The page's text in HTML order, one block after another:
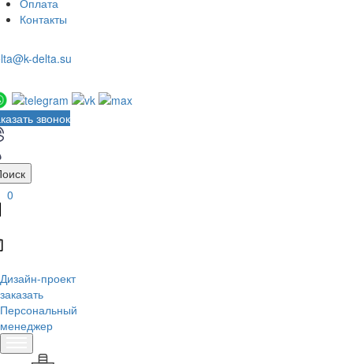
Оплата
Контакты
delta.su
звонок
0
Дизайн-проект
заказать
Персональный
менеджер